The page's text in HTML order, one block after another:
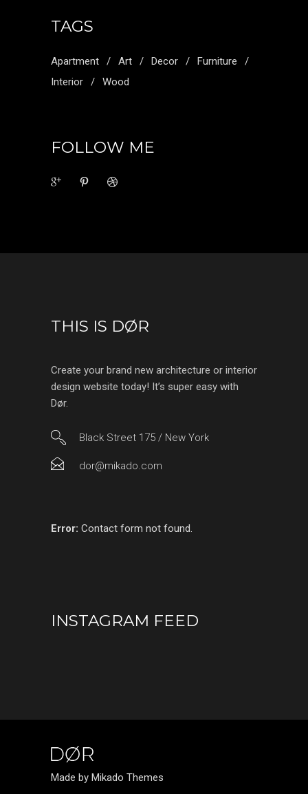
TAGS
Apartment Art Decor
Furniture
Interior
Wood
FOLLOW ME
THIS IS DØR
Create your brand new architecture or interior
design website today! It’s super easy with
Dør.
Black Street 175 / New York
dor@mikado.com
Error: Contact form not found.
INSTAGRAM FEED
Made by Mikado Themes